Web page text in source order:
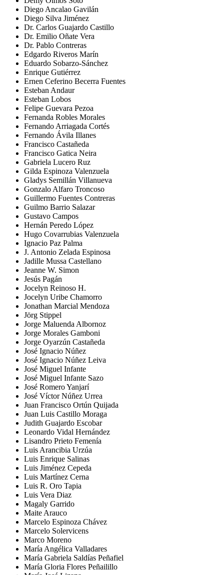
Diego Ancalao Gavilán
Diego Silva Jiménez
Dr. Carlos Guajardo Castillo
Dr. Emilio Oñate Vera
Dr. Pablo Contreras
Edgardo Riveros Marín
Eduardo Sobarzo-Sánchez
Enrique Gutiérrez
Ernen Ceferino Becerra Fuentes
Esteban Andaur
Esteban Lobos
Felipe Guevara Pezoa
Fernanda Robles Morales
Fernando Arriagada Cortés
Fernando Ávila Illanes
Francisco Castañeda
Francisco Gatica Neira
Gabriela Lucero Ruz
Gilda Espinoza Valenzuela
Gladys Semillán Villanueva
Gonzalo Alfaro Troncoso
Guillermo Fuentes Contreras
Guilmo Barrio Salazar
Gustavo Campos
Hernán Peredo López
Hugo Covarrubias Valenzuela
Ignacio Paz Palma
J. Antonio Zelada Espinosa
Jadille Mussa Castellano
Jeanne W. Simon
Jesús Pagán
Jocelyn Reinoso H.
Jocelyn Uribe Chamorro
Jonathan Marcial Mendoza
Jörg Stippel
Jorge Maluenda Albornoz
Jorge Morales Gamboni
Jorge Oyarzún Castañeda
José Ignacio Núñez
José Ignacio Núñez Leiva
José Miguel Infante
José Miguel Infante Sazo
José Romero Yanjarí
José Víctor Núñez Urrea
Juan Francisco Ortún Quijada
Juan Luis Castillo Moraga
Judith Guajardo Escobar
Leonardo Vidal Hernández
Lisandro Prieto Femenía
Luis Arancibia Urzúa
Luis Enrique Salinas
Luis Jiménez Cepeda
Luis Martínez Cerna
Luis R. Oro Tapia
Luis Vera Diaz
Magaly Garrido
Maite Arauco
Marcelo Espinoza Chávez
Marcelo Solervicens
Marco Moreno
María Angélica Valladares
María Gabriela Saldías Peñafiel
María Gloria Flores Peñailillo